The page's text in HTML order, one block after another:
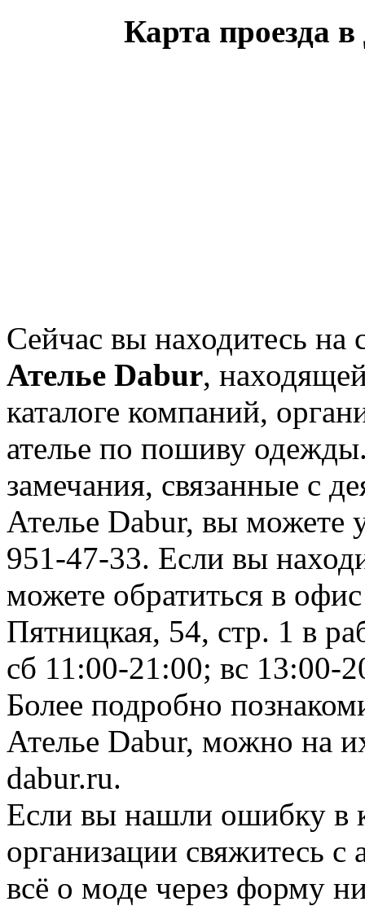
Карта проезда
Сейчас вы находитесь на
Ателье Dabur,
каталоге компаний,
ателье по пошиву
замечания, связанные с
Ателье Dabur, вы можете
951-47-33. Если вы
можете обратиться в
Пятницкая, 54, стр. 1 в
сб 11:00-21:00; вс 13:00-
Более подробно
Ателье Dabur, можно на
dabur.ru.
Если вы нашли ошибку в
организации свяжитесь
всё о моде через форму